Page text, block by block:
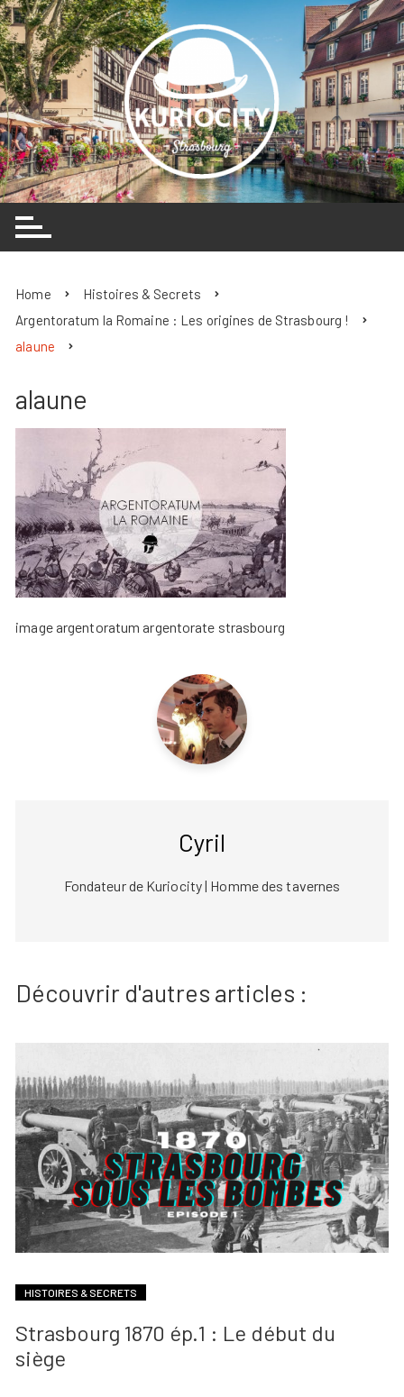
Skip
to
content
Home
Histoires & Secrets
Argentoratum la Romaine : Les origines de Strasbourg !
alaune
alaune
image argentoratum argentorate strasbourg
Cyril
Fondateur de Kuriocity | Homme des tavernes
Découvrir d'autres articles :
HISTOIRES & SECRETS
Strasbourg 1870 ép.1 : Le début du
siège